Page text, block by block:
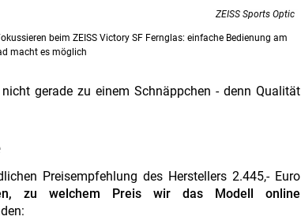
ZEISS Sports Optic
beim ZEISS Victory SF Fernglas: einfache Bedienung am
macht es möglich
gerade zu einem Schnäppchen - denn Qualität
Preisempfehlung des Herstellers 2.445,- Euro
zu welchem Preis wir das Modell online